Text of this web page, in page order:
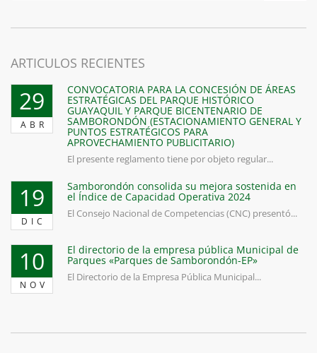
ARTICULOS RECIENTES
29
ABR
CONVOCATORIA PARA LA CONCESIÓN DE ÁREAS
ESTRATÉGICAS DEL PARQUE HISTÓRICO
GUAYAQUIL Y PARQUE BICENTENARIO DE
SAMBORONDÓN (ESTACIONAMIENTO GENERAL Y
PUNTOS ESTRATÉGICOS PARA
APROVECHAMIENTO PUBLICITARIO)
El presente reglamento tiene por objeto regular...
19
DIC
Samborondón consolida su mejora sostenida en
el Índice de Capacidad Operativa 2024
El Consejo Nacional de Competencias (CNC) presentó...
10
NOV
El directorio de la empresa pública Municipal de
Parques «Parques de Samborondón-EP»
El Directorio de la Empresa Pública Municipal...